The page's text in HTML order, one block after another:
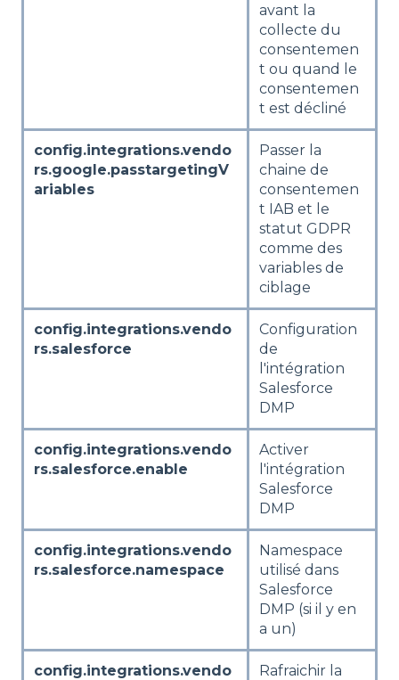
avant la
collecte du
consentemen
t ou quand le
consentemen
t est décliné
config.integrations.vendo
rs.google.passtargetingV
ariables
Passer la
chaine de
consentemen
t IAB et le
statut GDPR
comme des
variables de
ciblage
config.integrations.vendo
rs.salesforce
Configuration
de
l'intégration
Salesforce
DMP
config.integrations.vendo
rs.salesforce.enable
Activer
l'intégration
Salesforce
DMP
config.integrations.vendo
rs.salesforce.namespace
Namespace
utilisé dans
Salesforce
DMP (si il y en
a un)
config.integrations.vendo
Rafraichir la